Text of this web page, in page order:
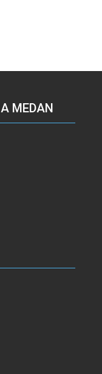
MEDAN